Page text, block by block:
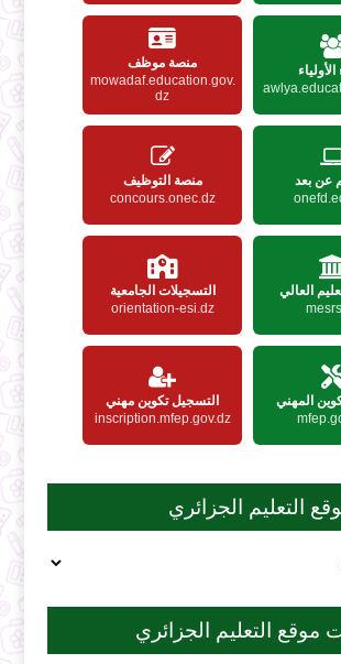
منصة موظف
mowadaf.education.gov.
dz
عن بعد
منصة التوظيف
concours.onec.dz
العالي
التسجيلات الجامعية
orientation-esi.dz
المهني
التسجيل تكوين مهني
inscription.mfep.gov.dz
التعليم الجزائري
موقع التعليم الجزائري